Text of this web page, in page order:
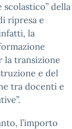
della
ripresa e
la
la transizione
e del
tra docenti e
l’importo